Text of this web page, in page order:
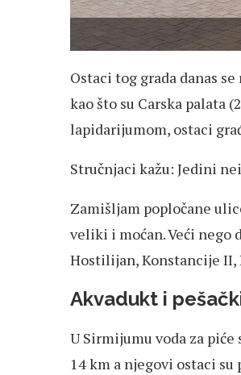
Ostaci tog grada danas
kao što su Carska palata
lapidarijumom, ostaci
Stručnjaci kažu: Jedini
Zamišljam popločane
veliki i moćan. Veći nego
Hostilijan, Konstancije
Akvadukt i
U Sirmijumu voda za
14 km a njegovi ostaci